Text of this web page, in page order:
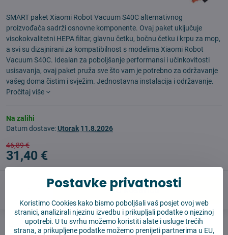
SMART paket Xiaomi Robot Vacuum S40C alternativnog
proizvođača sadrži osnovne komponente. Ovaj paket uključuje
visokokvalitetni HEPA filtar, glavnu četku, bočnu četku i krpu za mop,
a svi su dizajnirani za kompatibilnost s modelima Xiaomi Robot
Vacuum S40C. Idealan za poboljšanje performansi i učinkovitosti
usisavanja, ovaj paket pruža sve što vam je potrebno za održavanje
vašeg doma čistim i svježim. Jednostavna instalacija i održavanje.
Pročitaj više
Na zalihi
Datum dostave:Utorak 11.8.2026
46,89 €
31,40 €
U košaricu
Pas čuvar Shippings
Postavke privatnosti
Koristimo Cookies kako bismo poboljšali vaš posjet ovoj web
stranici, analizirali njezinu izvedbu i prikupljali podatke o njezinoj
upotrebi. U tu svrhu možemo koristiti alate i usluge trećih
strana, a prikupljene podatke možemo prenijeti partnerima u EU,